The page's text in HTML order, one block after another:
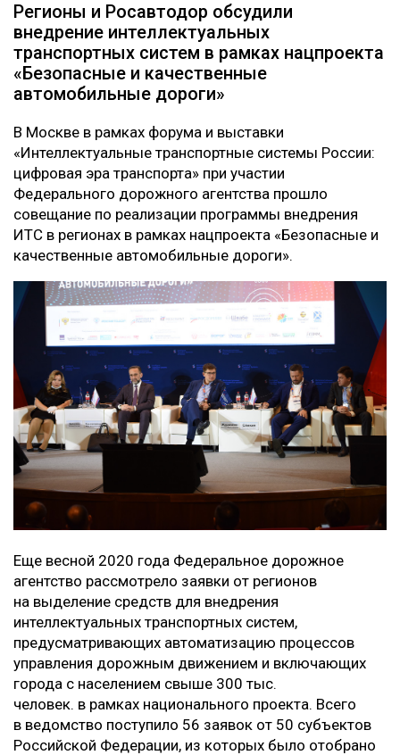
Регионы и Росавтодор обсудили
внедрение интеллектуальных
транспортных систем в рамках нацпроекта
«Безопасные и качественные
автомобильные дороги»
В Москве в рамках форума и выставки
«Интеллектуальные транспортные системы России:
цифровая эра транспорта» при участии
Федерального дорожного агентства прошло
совещание по реализации программы внедрения
ИТС в регионах в рамках нацпроекта «Безопасные и
качественные автомобильные дороги».
Еще весной 2020 года Федеральное дорожное
агентство рассмотрело заявки от регионов
на выделение средств для внедрения
интеллектуальных транспортных систем,
предусматривающих автоматизацию процессов
управления дорожным движением и включающих
города с населением свыше 300 тыс.
человек. в рамках национального проекта. Всего
в ведомство поступило 56 заявок от 50 субъектов
Российской Федерации, из которых было отобрано